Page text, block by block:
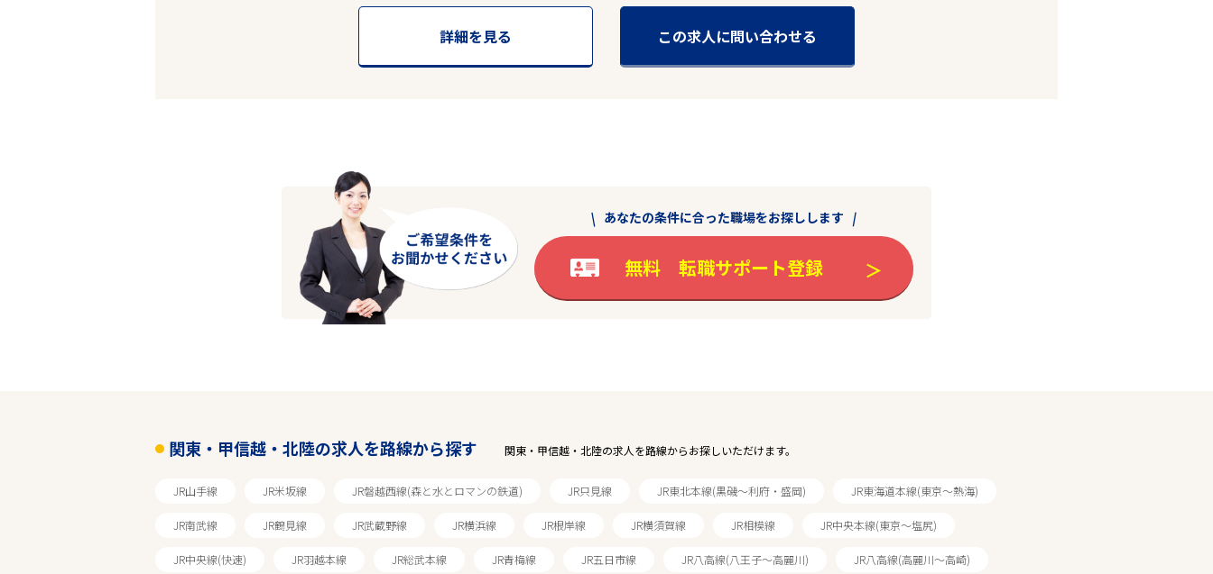
詳細を見る この求人に問い合わせる
あなたの条件に合った職場をお探しします
無料 転職サポート登録
関東・甲信越・北陸の求人を路線から探す 関東・甲信越・北陸の求人を路線からお探しいただけます。
JR山手線 JR米坂線 JR磐越西線(森と水とロマンの鉄道) JR只見線 JR東北本線(黒磯～利府・盛岡) JR東海道本線(東京～熱海)
JR南武線 JR鶴見線 JR武蔵野線 JR横浜線 JR根岸線 JR横須賀線 JR相模線 JR中央本線(東京～塩尻)
JR中央線(快速) JR羽越本線 JR総武本線 JR青梅線 JR五日市線 JR八高線(八王子～高麗川) JR八高線(高麗川～高崎)